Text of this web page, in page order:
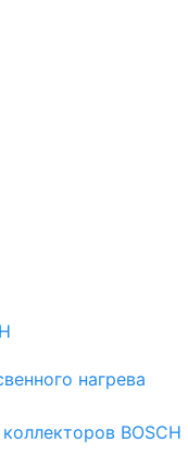
нагрева
BOSCH